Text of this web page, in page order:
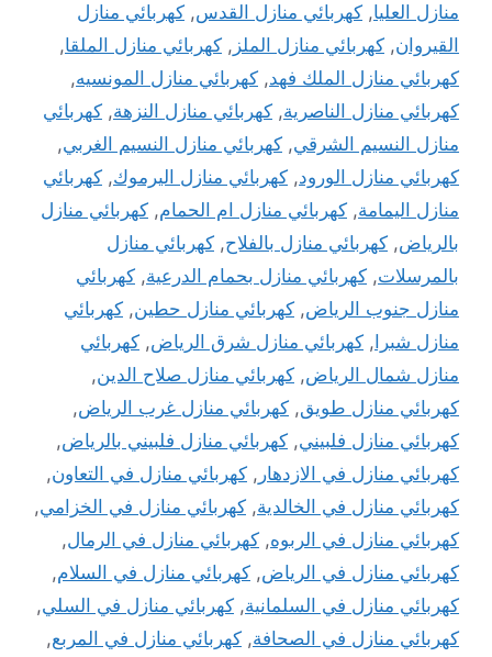
منازل العليا, كهربائي منازل القدس, كهربائي منازل
القيروان, كهربائي منازل الملز , كهربائي منازل الملقا,
كهربائي منازل الملك فهد, كهربائي منازل المونسيه,
كهربائي منازل الناصرية, كهربائي منازل النزهة, كهربائي
منازل النسيم الشرقي, كهربائي منازل النسيم الغربي,
كهربائي منازل الورود, كهربائي منازل اليرموك, كهربائي
منازل اليمامة, كهربائي منازل ام الحمام, كهربائي منازل
بالرياض, كهربائي منازل بالفلاح, كهربائي منازل
بالمرسلات, كهربائي منازل بحمام الدرعية, كهربائي
منازل جنوب الرياض, كهربائي منازل حطين, كهربائي
منازل شبرا , كهربائي منازل شرق الرياض, كهربائي
منازل شمال الرياض, كهربائي منازل صلاح الدين,
كهربائي منازل طويق, كهربائي منازل غرب الرياض,
كهربائي منازل فلبيني, كهربائي منازل فلبيني بالرياض,
كهربائي منازل في الازدهار , كهربائي منازل في التعاون,
كهربائي منازل في الخالدية, كهربائي منازل في الخزامي,
كهربائي منازل في الربوه, كهربائي منازل في الرمال,
كهربائي منازل في الرياض, كهربائي منازل في السلام,
كهربائي منازل في السلمانية, كهربائي منازل في السلي,
كهربائي منازل في الصحافة, كهربائي منازل في المربع,